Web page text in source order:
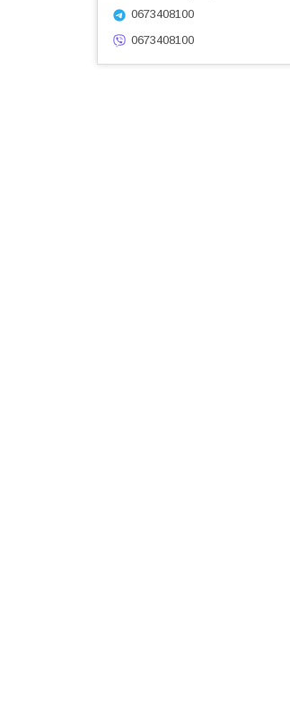
0673408100
0673408100